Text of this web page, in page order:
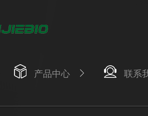
产品中心 联系